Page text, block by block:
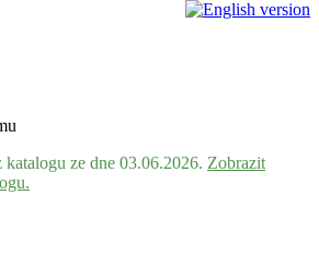
ze dne 03.06.2026. Zobrazit